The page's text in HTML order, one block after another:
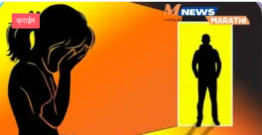
क्राईम